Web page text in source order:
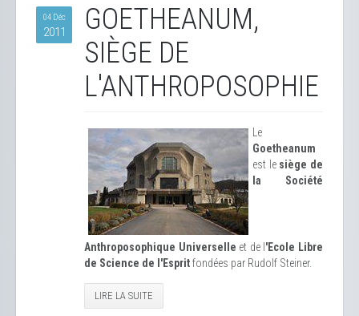
04 Déc
2011
GOETHEANUM,
SIÈGE DE
L'ANTHROPOSOPHIE
Le
Goetheanum
est le siège de
la Société
Anthroposophique Universelle et de l 'Ecole Libre
de Science de l'Espritfondées par Rudolf Steiner.
LIRE LA SUITE